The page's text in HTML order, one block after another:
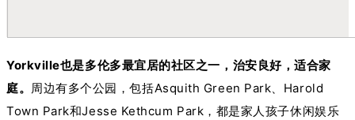
Yorkville也是多伦多最宜居的社区之一，治安良好，适合家
庭。 周边有多个公园，包括Asquith Green Park、Harold
Town Park和Jesse Kethcum Park，都是家人孩子休闲娱乐